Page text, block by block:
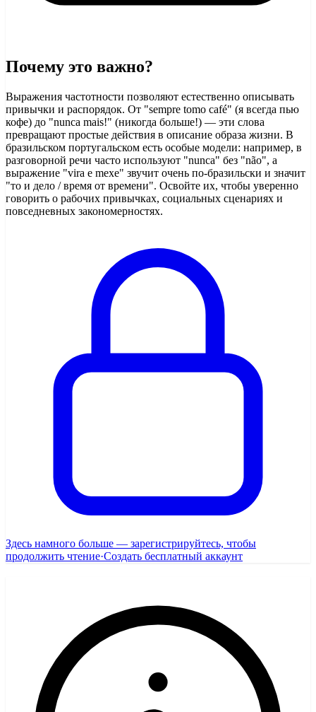
Почему это важно?
Выражения частотности позволяют естественно описывать
привычки и распорядок. От "sempre tomo café" (я всегда пью
кофе) до "nunca mais!" (никогда больше!) — эти слова
превращают простые действия в описание образа жизни. В
бразильском португальском есть особые модели: например, в
разговорной речи часто используют "nunca" без "não", а
выражение "vira e mexe" звучит очень по-бразильски и значит
"то и дело / время от времени". Освойте их, чтобы уверенно
говорить о рабочих привычках, социальных сценариях и
повседневных закономерностях.
Здесь намного больше — зарегистрируйтесь, чтобы
продолжить чтение·Создать бесплатный аккаунт